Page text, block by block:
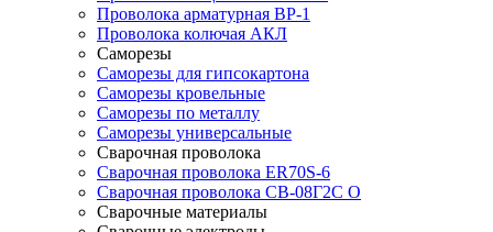
Проволока арматурная ВР-1
Проволока колючая АКЛ
Саморезы
Саморезы для гипсокартона
Саморезы кровельные
Саморезы по металлу
Саморезы универсальные
Сварочная проволока
Сварочная проволока ER70S-6
Сварочная проволока СВ-08Г2С О
Сварочные материалы